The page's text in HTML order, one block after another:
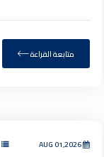
متابعة القراءة
AUG 01,2026